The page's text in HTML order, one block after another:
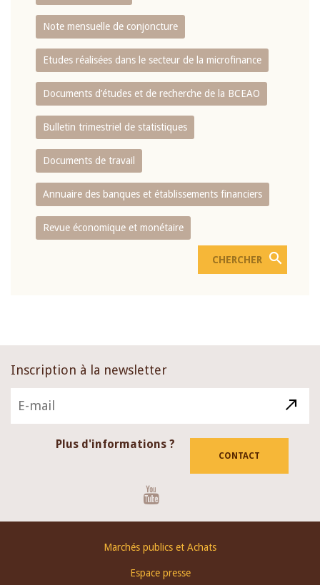
Note mensuelle de conjoncture
Etudes réalisées dans le secteur de la microfinance
Documents d’études et de recherche de la BCEAO
Bulletin trimestriel de statistiques
Documents de travail
Annuaire des banques et établissements financiers
Revue économique et monétaire
Inscription à la newsletter
Plus d'informations ?
CONTACT
Marchés publics et Achats
Espace presse